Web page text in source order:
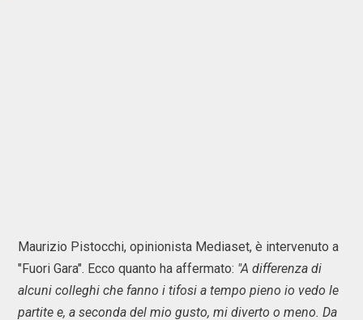
Maurizio Pistocchi, opinionista Mediaset, è intervenuto a
"Fuori Gara". Ecco quanto ha affermato: "A differenza di
alcuni colleghi che fanno i tifosi a tempo pieno io vedo le
partite e, a seconda del mio gusto, mi diverto o meno. Da